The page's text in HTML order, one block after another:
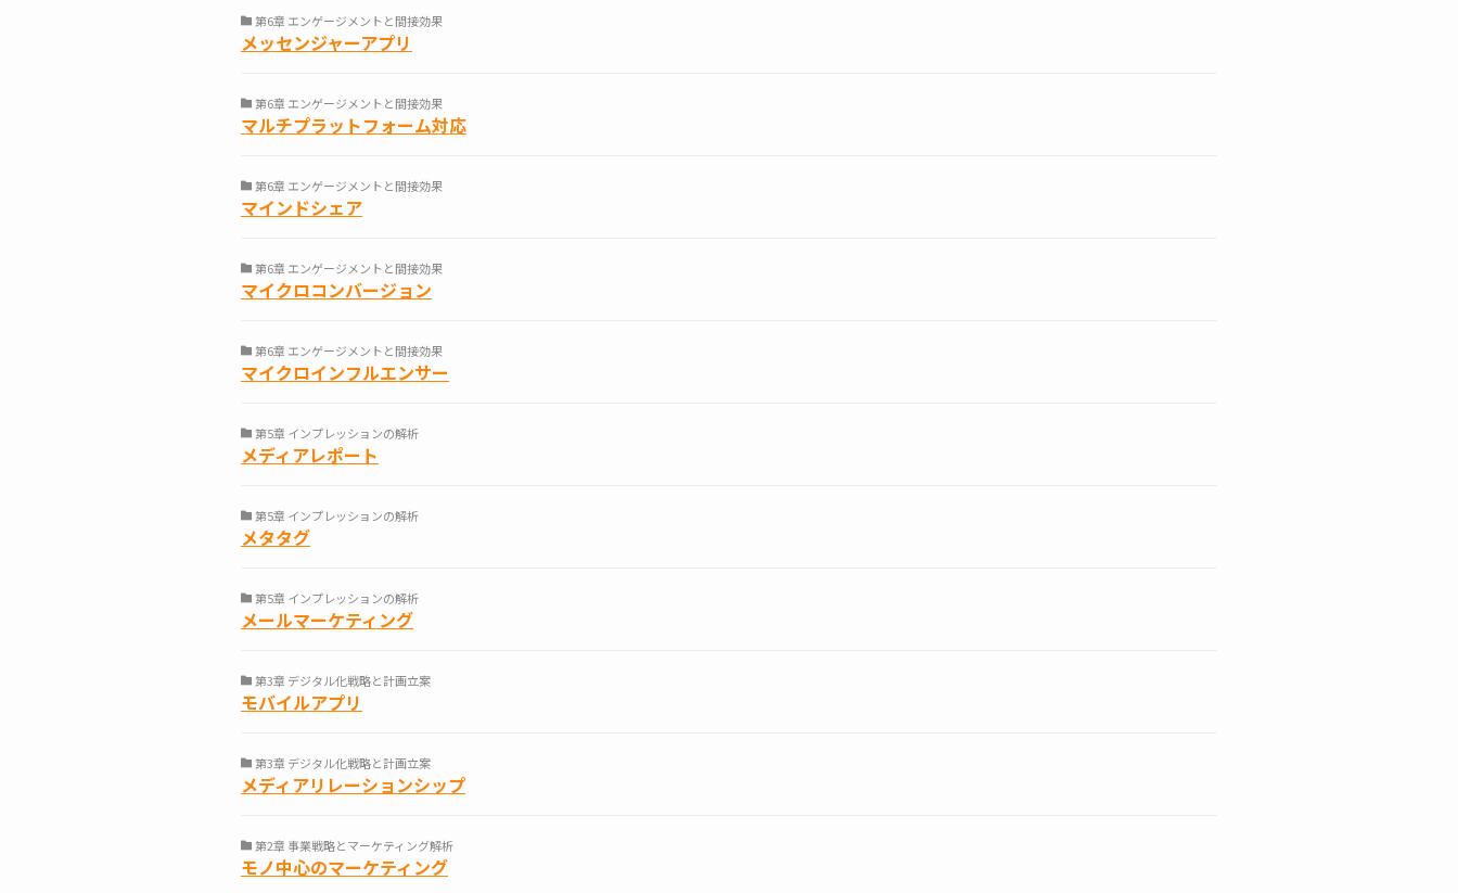
第6章 エンゲージメントと間接効果
メッセンジャーアプリ
第6章 エンゲージメントと間接効果
マルチプラットフォーム対応
第6章 エンゲージメントと間接効果
マインドシェア
第6章 エンゲージメントと間接効果
マイクロコンバージョン
第6章 エンゲージメントと間接効果
マイクロインフルエンサー
第5章 インプレッションの解析
メディアレポート
第5章 インプレッションの解析
メタタグ
第5章 インプレッションの解析
メールマーケティング
第3章 デジタル化戦略と計画立案
モバイルアプリ
第3章 デジタル化戦略と計画立案
メディアリレーションシップ
第2章 事業戦略とマーケティング解析
モノ中心のマーケティング